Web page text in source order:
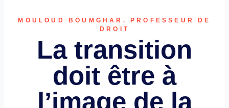
MOULOUD BOUMGHAR. PROFESSEUR DE
DROIT
La transition
doit être à
l’image de la